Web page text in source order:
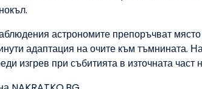
астрономите препоръчват място
адаптация на очите към тъмнината.
изгрев при събитията в източната част